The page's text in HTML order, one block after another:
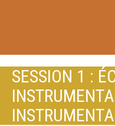
SESSION 1 :